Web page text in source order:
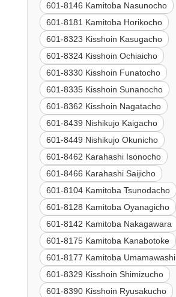
601-8146 Kamitoba Nasunocho
601-8181 Kamitoba Horikocho
601-8323 Kisshoin Kasugacho
601-8324 Kisshoin Ochiaicho
601-8330 Kisshoin Funatocho
601-8335 Kisshoin Sunanocho
601-8362 Kisshoin Nagatacho
601-8439 Nishikujo Kaigacho
601-8449 Nishikujo Okunicho
601-8462 Karahashi Isonocho
601-8466 Karahashi Saijicho
601-8104 Kamitoba Tsunodacho
601-8128 Kamitoba Oyanagicho
601-8142 Kamitoba Nakagawara
601-8175 Kamitoba Kanabotoke
601-8177 Kamitoba Umamawashi
601-8329 Kisshoin Shimizucho
601-8390 Kisshoin Ryusakucho